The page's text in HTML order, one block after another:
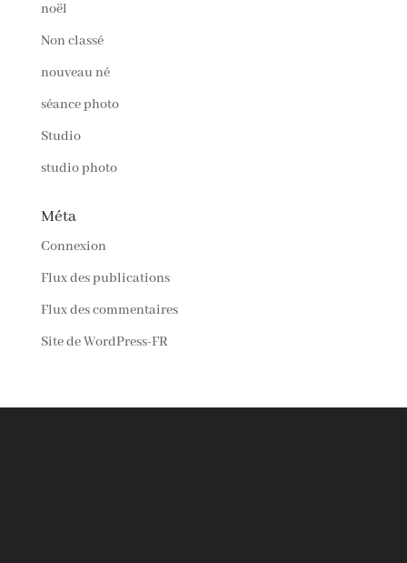
noël
Non classé
nouveau né
séance photo
Studio
studio photo
Méta
Connexion
Flux des publications
Flux des commentaires
Site de WordPress-FR